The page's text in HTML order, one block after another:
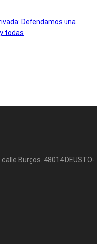
Defendamos una
todas
Burgos. 48014 DEUSTO-